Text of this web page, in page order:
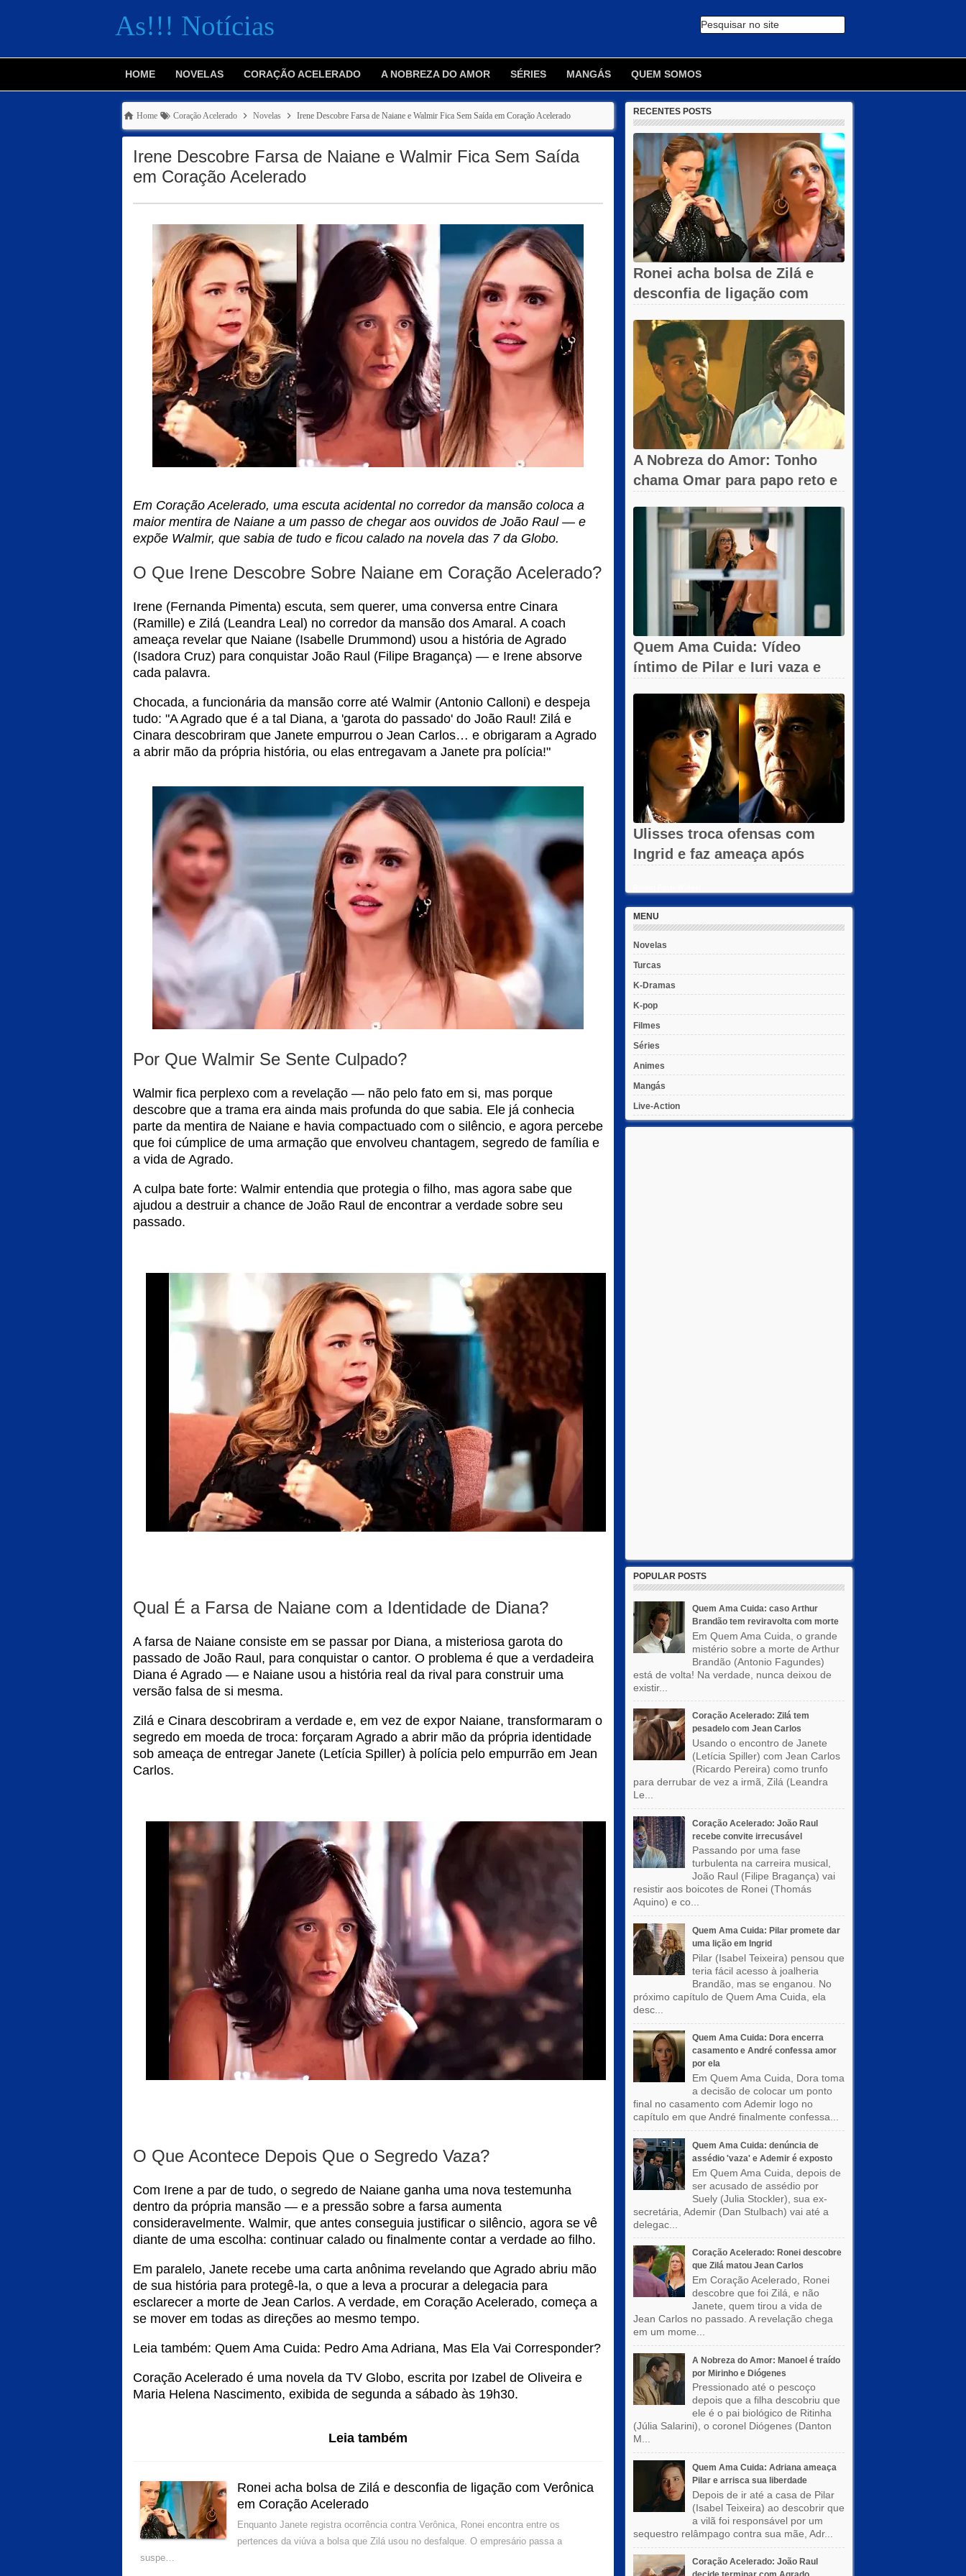
As!!! Notícias Pesquisar no site
HOME NOVELAS CORAÇÃO ACELERADO A NOBREZA DO AMOR SÉRIES MANGÁS QUEM SOMOS
Home Coração Acelerado Novelas Irene Descobre Farsa de Naiane e Walmir Fica Sem Saída em Coração Acelerado
Irene Descobre Farsa de Naiane e Walmir Fica Sem Saída
em Coração Acelerado
Em Coração Acelerado, uma escuta acidental no corredor da mansão coloca a
maior mentira de Naiane a um passo de chegar aos ouvidos de João Raul — e
expõe Walmir, que sabia de tudo e ficou calado na novela das 7 da Globo.
O Que Irene Descobre Sobre Naiane em Coração Acelerado?
Irene (Fernanda Pimenta) escuta, sem querer, uma conversa entre Cinara
(Ramille) e Zilá (Leandra Leal) no corredor da mansão dos Amaral. A coach
ameaça revelar que Naiane (Isabelle Drummond) usou a história de Agrado
(Isadora Cruz) para conquistar João Raul (Filipe Bragança) — e Irene absorve
cada palavra.
Chocada, a funcionária da mansão corre até Walmir (Antonio Calloni) e despeja
tudo: "A Agrado que é a tal Diana, a 'garota do passado' do João Raul! Zilá e
Cinara descobriram que Janete empurrou o Jean Carlos… e obrigaram a Agrado
a abrir mão da própria história, ou elas entregavam a Janete pra polícia!"
Por Que Walmir Se Sente Culpado?
Walmir fica perplexo com a revelação — não pelo fato em si, mas porque
descobre que a trama era ainda mais profunda do que sabia. Ele já conhecia
parte da mentira de Naiane e havia compactuado com o silêncio, e agora percebe
que foi cúmplice de uma armação que envolveu chantagem, segredo de família e
a vida de Agrado.
A culpa bate forte: Walmir entendia que protegia o filho, mas agora sabe que
ajudou a destruir a chance de João Raul de encontrar a verdade sobre seu
passado.
Qual É a Farsa de Naiane com a Identidade de Diana?
A farsa de Naiane consiste em se passar por Diana, a misteriosa garota do
passado de João Raul, para conquistar o cantor. O problema é que a verdadeira
Diana é Agrado — e Naiane usou a história real da rival para construir uma
versão falsa de si mesma.
Zilá e Cinara descobriram a verdade e, em vez de expor Naiane, transformaram o
segredo em moeda de troca: forçaram Agrado a abrir mão da própria identidade
sob ameaça de entregar Janete (Letícia Spiller) à polícia pelo empurrão em Jean
Carlos.
O Que Acontece Depois Que o Segredo Vaza?
Com Irene a par de tudo, o segredo de Naiane ganha uma nova testemunha
dentro da própria mansão — e a pressão sobre a farsa aumenta
consideravelmente. Walmir, que antes conseguia justificar o silêncio, agora se vê
diante de uma escolha: continuar calado ou finalmente contar a verdade ao filho.
Em paralelo, Janete recebe uma carta anônima revelando que Agrado abriu mão
de sua história para protegê-la, o que a leva a procurar a delegacia para
esclarecer a morte de Jean Carlos. A verdade, em Coração Acelerado, começa a
se mover em todas as direções ao mesmo tempo.
Leia também: Quem Ama Cuida: Pedro Ama Adriana, Mas Ela Vai Corresponder?
Coração Acelerado é uma novela da TV Globo, escrita por Izabel de Oliveira e
Maria Helena Nascimento, exibida de segunda a sábado às 19h30.
Leia também
Ronei acha bolsa de Zilá e desconfia de ligação com Verônica
em Coração Acelerado
Enquanto Janete registra ocorrência contra Verônica, Ronei encontra entre os
pertences da viúva a bolsa que Zilá usou no desfalque. O empresário passa a
suspe…
RECENTES POSTS
Ronei acha bolsa de Zilá e
desconfia de ligação com
A Nobreza do Amor: Tonho
chama Omar para papo reto e
Quem Ama Cuida: Vídeo
íntimo de Pilar e Iuri vaza e
Ulisses troca ofensas com
Ingrid e faz ameaça após
MENU
Novelas
Turcas
K-Dramas
K-pop
Filmes
Séries
Animes
Mangás
Live-Action
POPULAR POSTS
Quem Ama Cuida: caso Arthur
Brandão tem reviravolta com morte
Em Quem Ama Cuida, o grande
mistério sobre a morte de Arthur
Brandão (Antonio Fagundes)
está de volta! Na verdade, nunca deixou de
existir...
Coração Acelerado: Zilá tem
pesadelo com Jean Carlos
Usando o encontro de Janete
(Letícia Spiller) com Jean Carlos
(Ricardo Pereira) como trunfo
para derrubar de vez a irmã, Zilá (Leandra
Le...
Coração Acelerado: João Raul
recebe convite irrecusável
Passando por uma fase
turbulenta na carreira musical,
João Raul (Filipe Bragança) vai
resistir aos boicotes de Ronei (Thomás
Aquino) e co...
Quem Ama Cuida: Pilar promete dar
uma lição em Ingrid
Pilar (Isabel Teixeira) pensou que
teria fácil acesso à joalheria
Brandão, mas se enganou. No
próximo capítulo de Quem Ama Cuida, ela
desc...
Quem Ama Cuida: Dora encerra
casamento e André confessa amor
por ela
Em Quem Ama Cuida, Dora toma
a decisão de colocar um ponto
final no casamento com Ademir logo no
capítulo em que André finalmente confessa...
Quem Ama Cuida: denúncia de
assédio 'vaza' e Ademir é exposto
Em Quem Ama Cuida, depois de
ser acusado de assédio por
Suely (Julia Stockler), sua ex-
secretária, Ademir (Dan Stulbach) vai até a
delegac...
Coração Acelerado: Ronei descobre
que Zilá matou Jean Carlos
Em Coração Acelerado, Ronei
descobre que foi Zilá, e não
Janete, quem tirou a vida de
Jean Carlos no passado. A revelação chega
em um mome...
A Nobreza do Amor: Manoel é traído
por Mirinho e Diógenes
Pressionado até o pescoço
depois que a filha descobriu que
ele é o pai biológico de Ritinha
(Júlia Salarini), o coronel Diógenes (Danton
M...
Quem Ama Cuida: Adriana ameaça
Pilar e arrisca sua liberdade
Depois de ir até a casa de Pilar
(Isabel Teixeira) ao descobrir que
a vilã foi responsável por um
sequestro relâmpago contra sua mãe, Adr...
Coração Acelerado: João Raul